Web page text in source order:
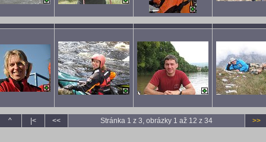
^ |< << Stránka 1 z 3, obrázky 1 až 12 z 34 >>